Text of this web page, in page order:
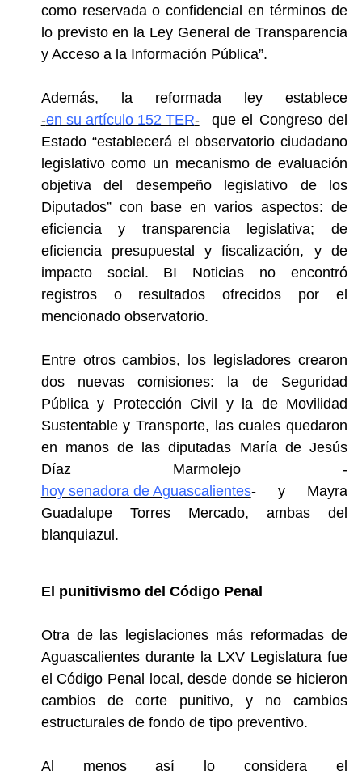
como reservadao confidencial en términos de
lo previsto en la Ley General de Transparencia
y Acceso a la Información Pública”.
Además, la reformada ley establece
-en su artículo 152 TER-que el Congreso del
Estado “establecerá el observatorio ciudadano
legislativo como un mecanismo de evaluación
objetiva del desempeño legislativo de los
Diputados” con base en varios aspectos: de
eficiencia y transparencia legislativa; de
eficiencia presupuestal y fiscalización, y de
impacto social. BI Noticias no encontró
registros o resultados ofrecidos por el
mencionado observatorio.
Entre otros cambios, los legisladores crearon
dos nuevas comisiones: la de Seguridad
Pública y Protección Civil y la de Movilidad
Sustentable y Transporte, las cuales quedaron
en manos de las diputadas María de Jesús
Díaz Marmolejo -
hoy senadora de Aguascalientes- y Mayra
Guadalupe Torres Mercado, ambas del
blanquiazul.
El punitivismo del Código Penal
Otra de las legislaciones más reformadas de
Aguascalientes durante la LXV Legislatura fue
el Código Penal local, desde donde se hicieron
cambios de corte punitivo, y no cambios
estructurales de fondo de tipo preventivo.
Al menos así lo considera el